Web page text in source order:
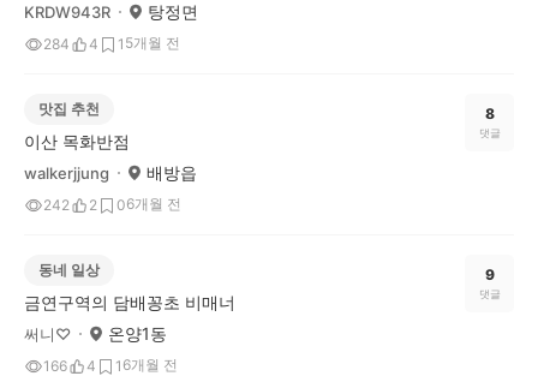
KRDW943R 탕정면
284 4 1 5개월 전
맛집 추천
이산 목화반점
walkerjjung 배방읍
242 2 06개월 전
8
댓글
동네 일상
금연구역의 담배꽁초 비매너
써니♡ 온양1동
166 4 1 6개월 전
9
댓글